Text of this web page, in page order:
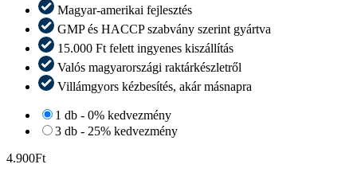
Magyar-amerikai fejlesztés
GMP és HACCP szabvány szerint gyártva
15.000 Ft felett ingyenes kiszállítás
Valós magyarországi raktárkészletről​
Villámgyors kézbesítés, akár másnapra​
1 db - 0% kedvezmény
3 db - 25% kedvezmény
4.900Ft